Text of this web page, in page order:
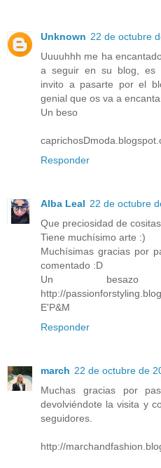
Unknown 22 de octubre
Uuuuhhh me ha
a seguir en su blog, es
invito a pasarte por el
genial que os va a
Un beso
Responder
Alba Leal 22 de octubre
Que preciosidad de
Tiene muchísimo arte :)
Muchísimas gracias por
comentado :D
Un besazo
http://
E'P&M
Responder
march 22 de octubre de
Muchas gracias por
devolviéndote la visita y
seguidores.
http://